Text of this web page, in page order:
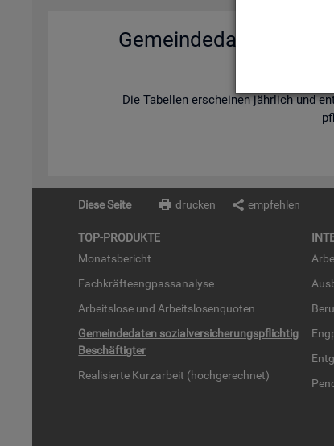
Ge­mein­de­da­ten der
Die Ta­bel­len er­schei­nen jähr­lich und
Diese Seite drucken empfehlen
TOP-PRO­DUK­TE
Mo­nats­be­richt
Fach­kräf­te­eng­pass­ana­ly­se
Ar­beits­lo­se und Ar­beits­lo­sen­quo­ten
Ge­mein­de­da­ten so­zi­al­ver­si­che­rungs­pflich­tig
Be­schäf­tig­ter
Rea­li­sier­te Kurz­ar­beit (hoch­ge­rech­net)